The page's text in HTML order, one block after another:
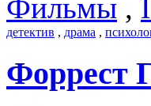
Фильмы ,
детектив , драма ,
Форрест